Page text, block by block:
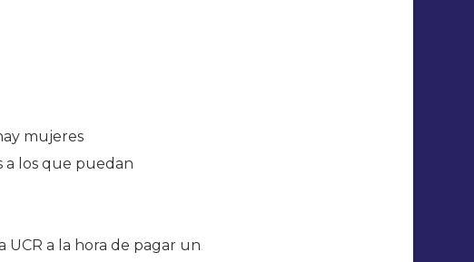
mujeres
a los que puedan
UCR a la hora de pagar un